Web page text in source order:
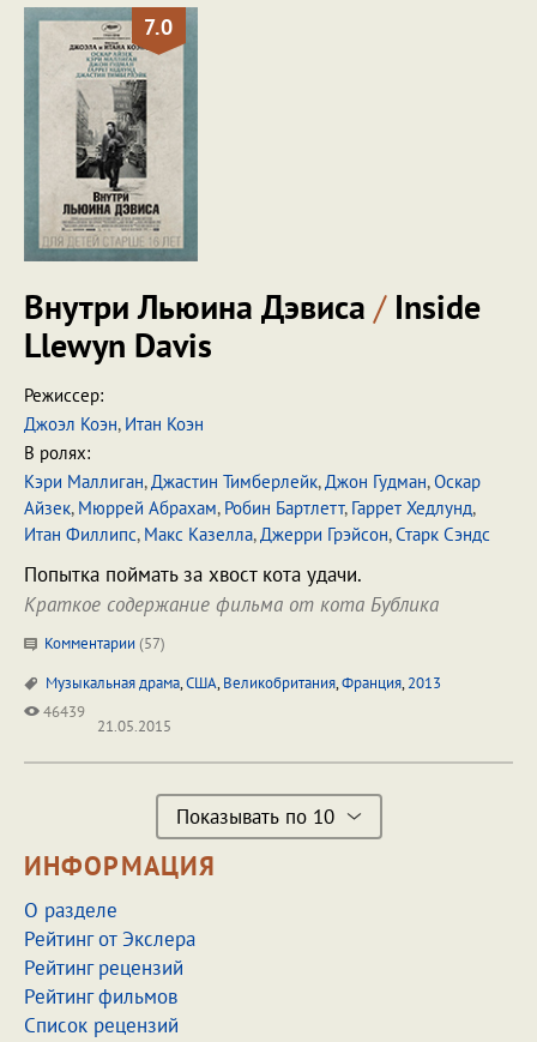
7.0
Внутри Льюина Дэвиса /Inside
Llewyn Davis
Режиссер:
Джоэл Коэн, Итан Коэн
В ролях:
Кэри Маллиган,Джастин Тимберлейк,Джон Гудман,Оскар
Айзек, Мюррей Абрахам, Робин Бартлетт, Гаррет Хедлунд,
Итан Филлипс, Макс Казелла,Джерри Грэйсон,Старк Сэндс
Попытка поймать за хвост кота удачи.
Краткое содержание фильма от кота Бублика
Комментарии (57)
Музыкальная драма,США,Великобритания,Франция,2013
46439
21.05.2015
Показывать по 10
ИНФОРМАЦИЯ
О разделе
Рейтинг от Экслера
Рейтинг рецензий
Рейтинг фильмов
Список рецензий